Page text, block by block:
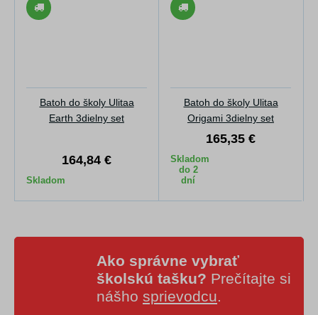
Batoh do školy Ulitaa
Earth 3dielny set
164,84 €
Skladom
Batoh do školy Ulitaa
Origami 3dielny set
165,35 €
Skladom
do 2
dní
Ako správne vybrať
školskú tašku? Prečítajte si
nášho sprievodcu.